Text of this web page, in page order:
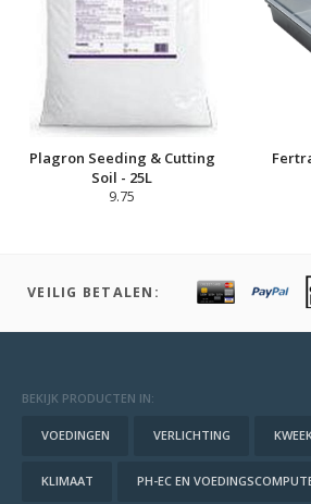
Plagron Seeding & Cutting
Soil - 25L
9.75
VEILIG BETALEN:
BEKIJK PRODUCTEN IN:
VOEDINGEN VERLICHTING
KLIMAAT PH-EC EN